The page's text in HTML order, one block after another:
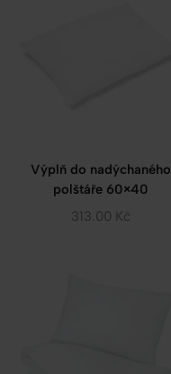
Výplň do nadýchaného
polštáře 60×40
313.00 Kč